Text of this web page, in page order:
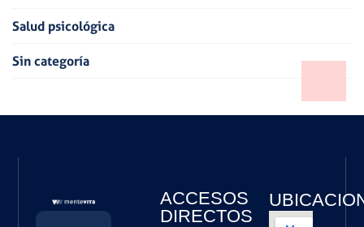
Salud psicológica
Sin categoría
ACCESOS
DIRECTOS